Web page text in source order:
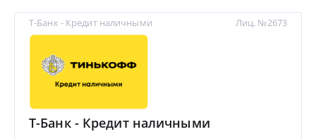
Т-Банк - Кредит наличными
Т-Банк - Кредит наличными
Лиц. №2673